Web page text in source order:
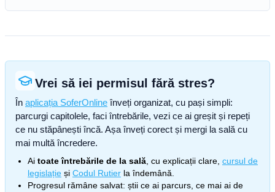
Vrei să iei permisul fără stres?
În aplicația SoferOnline înveți organizat, cu pași simpli:
parcurgi capitolele, faci întrebările, vezi ce ai greșit și repeți
ce nu stăpânești încă. Așa înveți corect și mergi la sală cu
mai multă încredere.
Ai toate întrebările de la sală , cu explicații clare, cursul de
legislație și Codul Rutier la îndemână.
Progresul rămâne salvat: știi ce ai parcurs, ce mai ai de